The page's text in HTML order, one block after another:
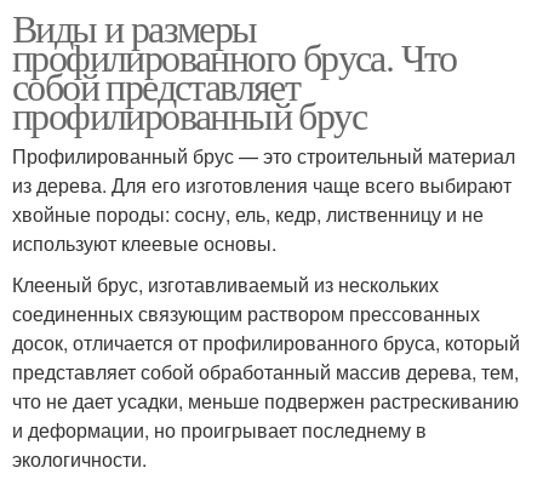
Виды и размеры
профилированного бруса. Что
собой представляет
профилированный брус
Профилированный брус — это строительный материал
из дерева. Для его изготовления чаще всего выбирают
хвойные породы: сосну, ель, кедр, лиственницу и не
используют клеевые основы.
Клееный брус, изготавливаемый из нескольких
соединенных связующим раствором прессованных
досок, отличается от профилированного бруса, который
представляет собой обработанный массив дерева, тем,
что не дает усадки, меньше подвержен растрескиванию
и деформации, но проигрывает последнему в
экологичности.